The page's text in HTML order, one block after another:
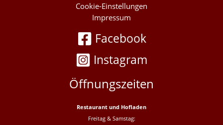
Cookie-Einstellungen
Impressum
Facebook
Instagram
Öffnungszeiten
Restaurant und Hofladen
Freitag & Samstag: